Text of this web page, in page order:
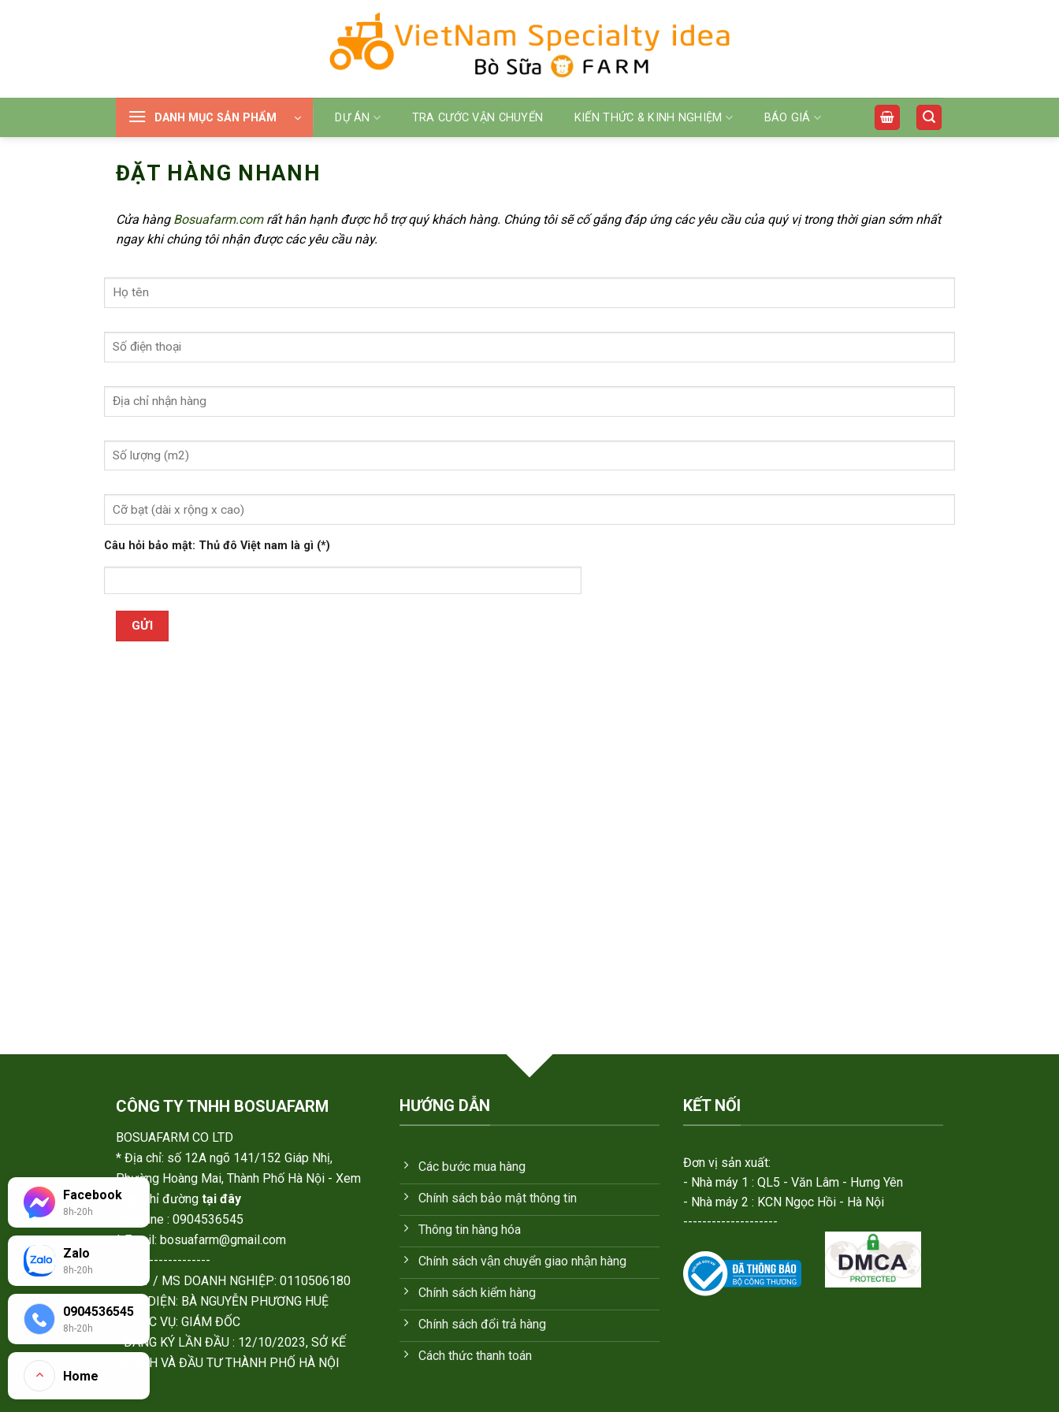
DANH MỤC SẢN PHẨM DỰ ÁN TRA CƯỚC VẬN CHUYỂN KIẾN THỨC & KINH NGHIỆM BÁO GIÁ
ĐẶT HÀNG NHANH
Cửa hàng Bosuafarm.comrất hân hạnh được hỗ trợ quý khách hàng. Chúng tôi sẽ cố gắng đáp ứng các yêu cầu của quý vị trong thời gian sớm nhất
ngay khi chúng tôi nhận được các yêu cầu này.
Câu hỏi bảo mật: Thủ đô Việt nam là gì (*)
CÔNG TY TNHH BOSUAFARM
BOSUAFARM CO LTD
* Địa chỉ: số 12A ngõ 141/152 Giáp Nhị,
Phường Hoàng Mai, Thành Phố Hà Nội - Xem
Map chỉ đường tại đây
* Hotline : 0904536545
* Email: bosuafarm@gmail.com
--------------------
- MST / MS DOANH NGHIỆP: 0110506180
- ĐẠI DIỆN: BÀ NGUYỄN PHƯƠNG HUỆ
- CHỨC VỤ: GIÁM ĐỐC
- ĐĂNG KÝ LẦN ĐẦU : 12/10/2023, SỞ KẾ
HOẠCH VÀ ĐẦU TƯ THÀNH PHỐ HÀ NỘI
HƯỚNG DẪN
Các bước mua hàng
Chính sách bảo mật thông tin
Thông tin hàng hóa
Chính sách vận chuyển giao nhận hàng
Chính sách kiểm hàng
Chính sách đổi trả hàng
Cách thức thanh toán
KẾT NỐI
Đơn vị sản xuất:
- Nhà máy 1 : QL5 - Văn Lâm - Hưng Yên
- Nhà máy 2 : KCN Ngọc Hồi - Hà Nội
--------------------
Facebook
8h-20h
Zalo
8h-20h
0904536545
8h-20h
Home